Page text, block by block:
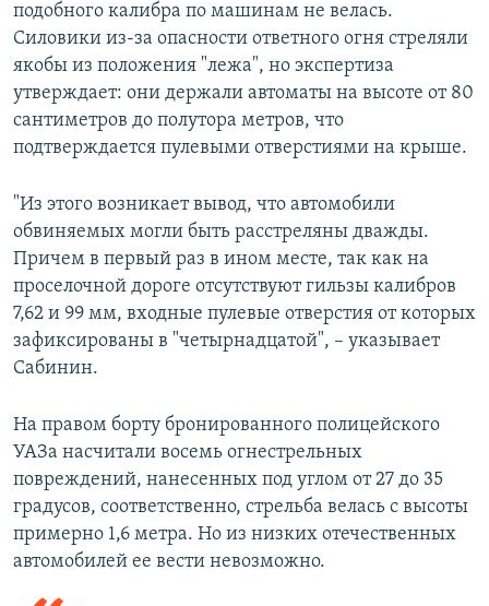
подобного калибра по машинам не велась.
Силовики из-за опасности ответного огня стреляли
якобы из положения "лежа", но экспертиза
утверждает: они держали автоматы на высоте от 80
сантиметров до полутора метров, что
подтверждается пулевыми отверстиями на крыше.
"Из этого возникает вывод, что автомобили
обвиняемых могли быть расстреляны дважды.
Причем в первый раз в ином месте, так как на
проселочной дороге отсутствуют гильзы калибров
7,62 и 99 мм, входные пулевые отверстия от которых
зафиксированы в "четырнадцатой", – указывает
Сабинин.
На правом борту бронированного полицейского
УАЗа насчитали восемь огнестрельных
повреждений, нанесенных под углом от 27 до 35
градусов, соответственно, стрельба велась с высоты
примерно 1,6 метра. Но из низких отечественных
автомобилей ее вести невозможно.